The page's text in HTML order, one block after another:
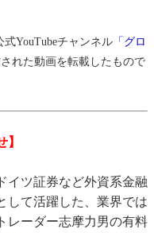
YouTubeチャンネル 「グロ
れた動画を転載したもので
ツ証券など外資系金融
して活躍した、業界では
レーダー志摩力男の有料